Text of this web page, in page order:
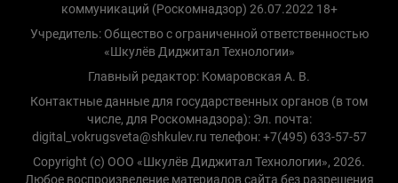
коммуникаций (Роскомнадзор) 26.07.2022 18+
Учредитель: Общество с ограниченной ответственностью
«Шкулёв Диджитал Технологии»
Главный редактор: Комаровская А. В.
Контактные данные для государственных органов (в том
числе, для Роскомнадзора): Эл. почта:
digital_vokrugsveta@shkulev.ru телефон: +7(495) 633-57-57
Copyright (с) ООО «Шкулёв Диджитал Технологии», 2026.
Любое воспроизведение материалов сайта без разрешения